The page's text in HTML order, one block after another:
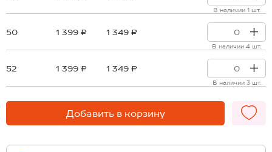
В наличии 1 шт.
50 1 399 ₽ 1 349 ₽
В наличии 4 шт.
52 1 399 ₽ 1 349 ₽
В наличии 3 шт.
Добавить в корзину